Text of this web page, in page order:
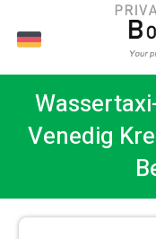
Venedig